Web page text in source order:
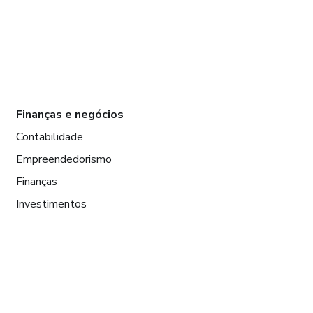
Finanças e negócios
Contabilidade
Empreendedorismo
Finanças
Investimentos